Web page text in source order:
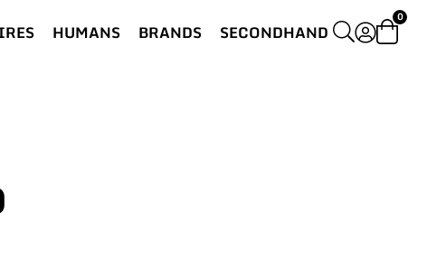
HUMANS BRANDS SECONDHAND
0